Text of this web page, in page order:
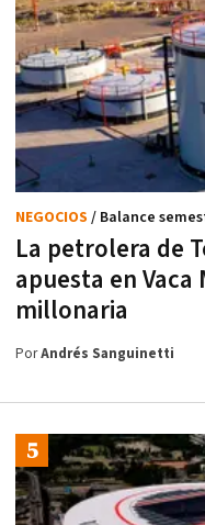
La petrolera de
apuesta en
millonaria
NEGOCIOS / Balance
PorAndrés Sanguinetti